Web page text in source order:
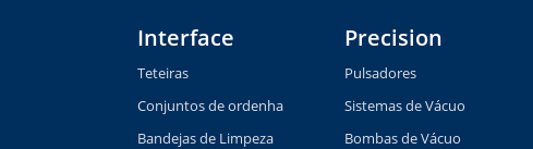
Interface
Teteiras
Conjuntos de ordenha
Bandejas de Limpeza
Precision
Pulsadores
Sistemas de Vácuo
Bombas de Vácuo